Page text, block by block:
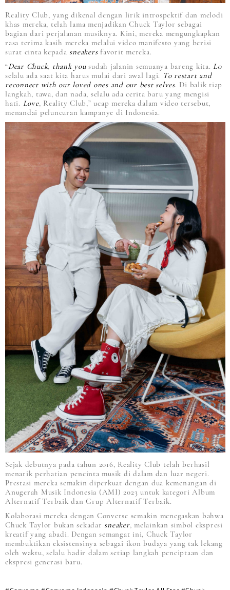
Reality Club, yang dikenal dengan lirik introspektif dan melodi
khas mereka, telah lama menjadikan Chuck Taylor sebagai
bagian dari perjalanan musiknya. Kini, mereka mengungkapkan
rasa terima kasih mereka melalui video manifesto yang berisi
surat cinta kepada sneakers favorit mereka.
“Dear Chuck, thank yousudah jalanin semuanya bareng kita. Lo
selalu ada saat kita harus mulai dari awal lagi. To restart and
reconnect with our loved ones and our best selves. Di balik tiap
langkah, tawa, dan nada, selalu ada cerita baru yang mengisi
hati. Love, Reality Club,” ucap mereka dalam video tersebut,
menandai peluncuran kampanye di Indonesia.
Sejak debutnya pada tahun 2016, Reality Club telah berhasil
menarik perhatian pencinta musik di dalam dan luar negeri.
Prestasi mereka semakin diperkuat dengan dua kemenangan di
Anugerah Musik Indonesia (AMI) 2023 untuk kategori Album
Alternatif Terbaik dan Grup Alternatif Terbaik.
Kolaborasi mereka dengan Converse semakin menegaskan bahwa
Chuck Taylor bukan sekadar sneaker, melainkan simbol ekspresi
kreatif yang abadi. Dengan semangat ini, Chuck Taylor
membuktikan eksistensinya sebagai ikon budaya yang tak lekang
oleh waktu, selalu hadir dalam setiap langkah penciptaan dan
ekspresi generasi baru.